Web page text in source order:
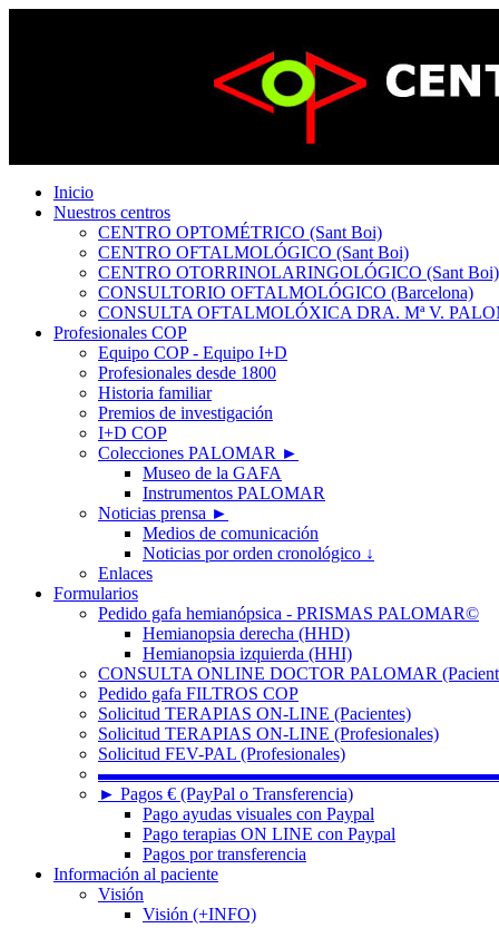
Inicio
Nuestros centros
CENTRO OPTOMÉTRICO (Sant Boi)
CENTRO OFTALMOLÓGICO (Sant Boi)
CENTRO OTORRINOLARINGOLÓGICO (Sant Boi)
CONSULTORIO OFTALMOLÓGICO (Barcelona)
CONSULTA OFTALMOLÓXICA DRA. Mª V.
Profesionales COP
Equipo COP - Equipo I+D
Profesionales desde 1800
Historia familiar
Premios de investigación
I+D COP
Colecciones PALOMAR ►
Museo de la GAFA
Instrumentos PALOMAR
Noticias prensa ►
Medios de comunicación
Noticias por orden cronológico ↓
Enlaces
Formularios
Pedido gafa hemianópsica - PRISMAS PALOMAR©
Hemianopsia derecha (HHD)
Hemianopsia izquierda (HHI)
CONSULTA ONLINE DOCTOR PALOMAR
Pedido gafa FILTROS COP
Solicitud TERAPIAS ON-LINE (Pacientes)
Solicitud TERAPIAS ON-LINE (Profesionales)
Solicitud FEV-PAL (Profesionales)
► Pagos € (PayPal o Transferencia)
Pago ayudas visuales con Paypal
Pago terapias ON LINE con Paypal
Pagos por transferencia
Información al paciente
Visión
Visión (+INFO)